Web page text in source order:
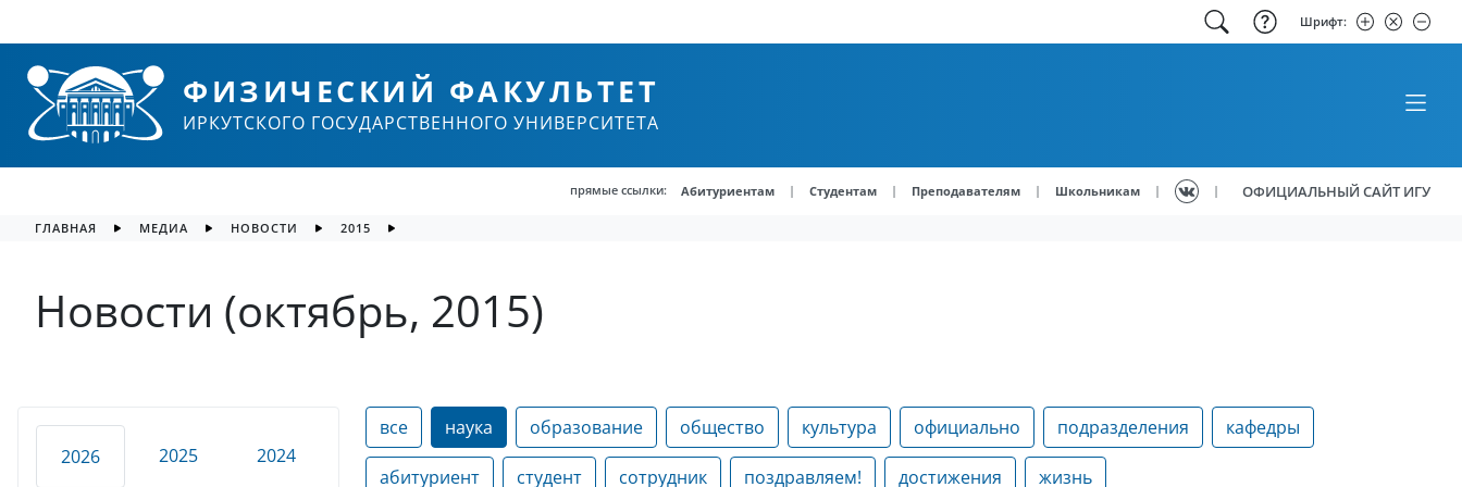
Шрифт:
ФИЗИЧЕСКИЙ ФАКУЛЬТЕТ
ИРКУТСКОГО ГОСУДАРСТВЕННОГО УНИВЕРСИТЕТА
прямые ссылки: Абитуриентам | Студентам | Преподавателям | Школьникам | | ОФИЦИАЛЬНЫЙ САЙТ ИГУ
ГЛАВНАЯ МЕДИА НОВОСТИ 2015
Новости (октябрь, 2015)
2026 2025 2024
все наука образование общество культура официально подразделения кафедры
абитуриент студент сотрудник поздравляем! достижения жизнь